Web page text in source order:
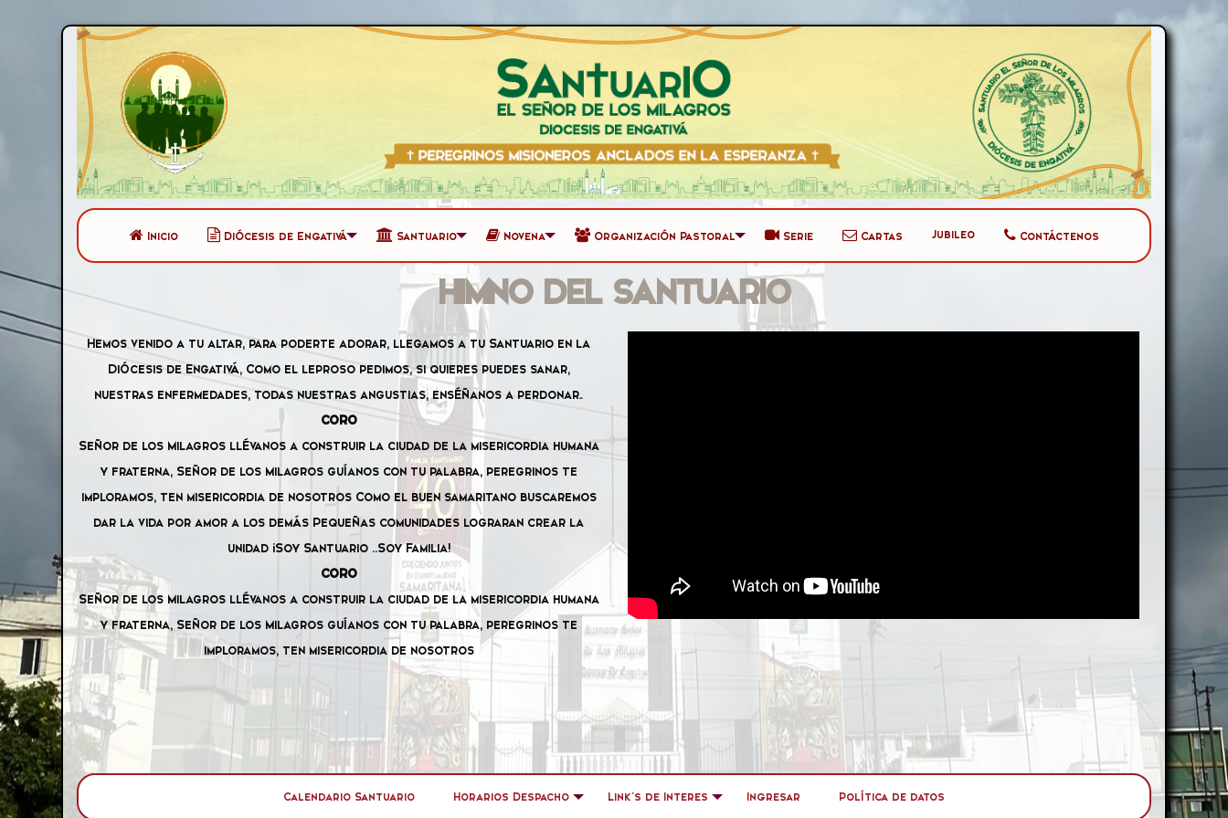
Inicio Diócesis de Engativá Santuario Novena Organización Pastoral Serie Cartas Jubileo Contáctenos
HIMNO DEL SANTUARIO
Hemos venido a tu altar, para poderte adorar, llegamos a tu Santuario en la
Diócesis de Engativá, Como el leproso pedimos, si quieres puedes sanar,
nuestras enfermedades, todas nuestras angustias, enséñanos a perdonar…
CORO
Señor de los Milagros llévanos a construir la ciudad de la misericordia humana
y fraterna, Señor de los Milagros guíanos con tu palabra, peregrinos te
imploramos, ten misericordia de nosotros Como el buen samaritano buscaremos
dar la vida por amor a los demás Pequeñas comunidades lograran crear la
unidad ¡Soy Santuario ..Soy Familia!
CORO
Señor de los Milagros llévanos a construir la ciudad de la misericordia humana
y fraterna, Señor de los Milagros guíanos con tu palabra, peregrinos te
imploramos, ten misericordia de nosotros
Calendario Santuario Horarios Despacho Link's de Interes Ingresar Política de datos